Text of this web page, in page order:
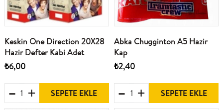
Keskin One Direction 20X28
Hazir Defter Kabi Adet
₺6,00
SEPETE EKLE
Abka Chugginton A5 Hazir
Kap
₺2,40
SEPETE EKLE